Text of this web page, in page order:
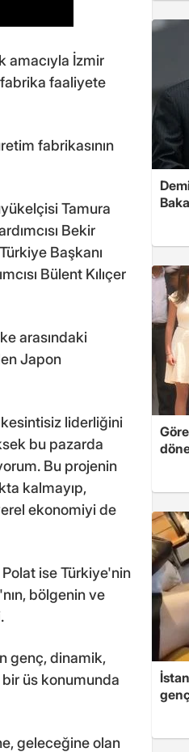
amacıyla İzmir
faaliyete
fabrikasının
Tamura
Bekir
Başkanı
Bülent Kılıçer
arasındaki
Japon
kesintisiz liderliğini
bu pazarda
Bu projenin
kalmayıp,
ekonomiyi de
Polat ise Türkiye'nin
bölgenin ve
genç, dinamik,
üs konumunda
geleceğine olan